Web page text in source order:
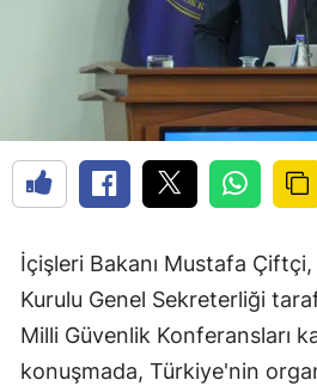
İçişleri Bakanı Mustafa
Kurulu Genel Sekreterliği
Milli Güvenlik Konferansları
konuşmada, Türkiye'nin